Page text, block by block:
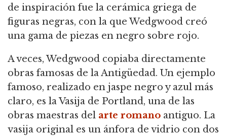
de inspiración fue la cerámica griega de
figuras negras, con la que Wedgwood creó
una gama de piezas en negro sobre rojo.
A veces, Wedgwood copiaba directamente
obras famosas de la Antigüedad. Un ejemplo
famoso, realizado en jaspe negro y azul más
claro, es la Vasija de Portland, una de las
obras maestras del arte romano antiguo. La
vasija original es un ánfora de vidrio con dos